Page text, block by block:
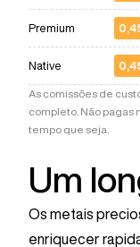
Premium
Native
As comissões de
completo. Não pagas
tempo que seja.
Um
Os metais
enriquecer